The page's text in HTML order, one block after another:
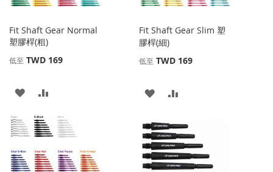
Fit Shaft Gear Normal
塑膠桿(粗)
低至 TWD 169
添
到
收
並
Fit Shaft Gear Slim 塑
膠桿(細)
低至 TWD 169
添
到
收
並
比